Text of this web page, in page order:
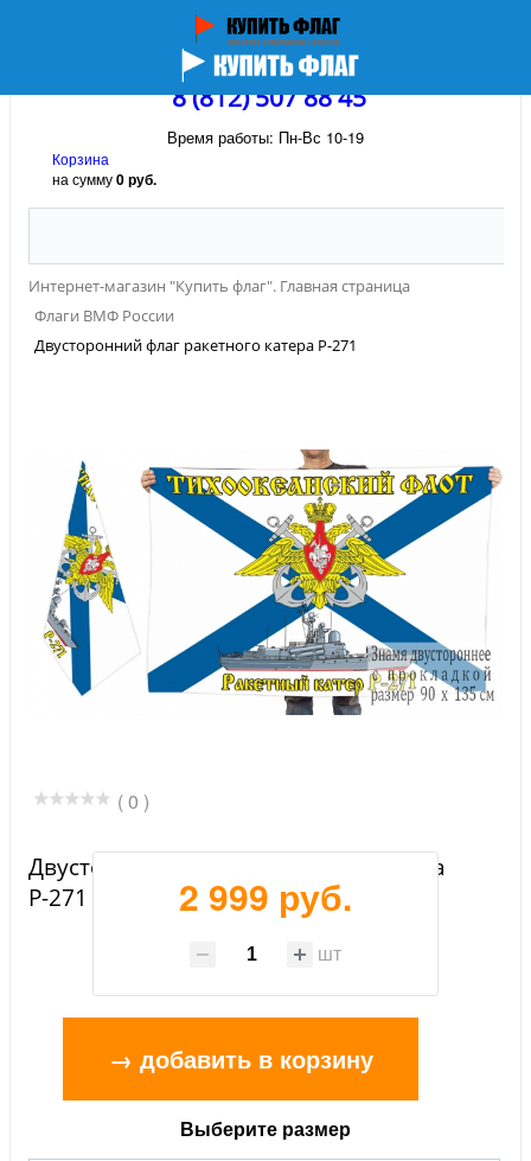
8 (812) 507 88 45
Время работы: Пн-Вс 10-19
Корзина
на сумму0 руб.
Интернет-магазин "Купить флаг". Главная страница
Флаги ВМФ России
Двусторонний флаг ракетного катера Р-271
( 0 )
Двусторонний флаг ракетного катера
Р-271
2 999 руб.
шт
→ добавить в корзину
Выберите размер